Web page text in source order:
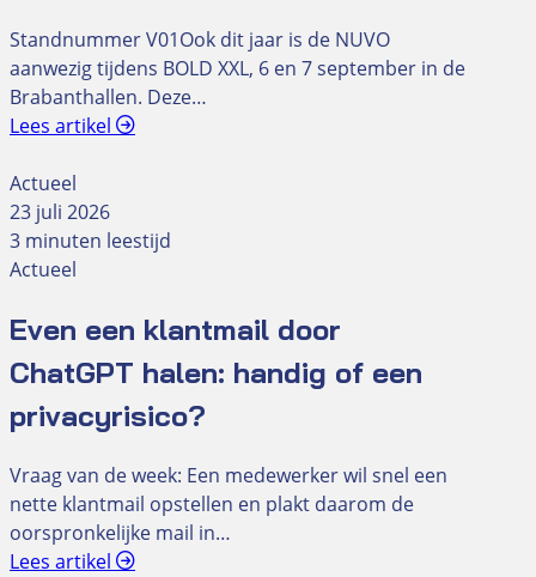
Standnummer V01Ook dit jaar is de NUVO
aanwezig tijdens BOLD XXL, 6 en 7 september in de
Brabanthallen. Deze…
Lees artikel
Actueel
23 juli 2026
3 minuten leestijd
Actueel
Even een klantmail door
ChatGPT halen: handig of een
privacyrisico?
Vraag van de week: Een medewerker wil snel een
nette klantmail opstellen en plakt daarom de
oorspronkelijke mail in…
Lees artikel